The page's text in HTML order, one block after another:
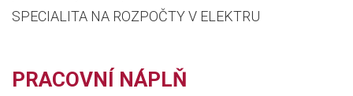
SPECIALITA NA ROZPOČTY V ELEKTRU
PRACOVNÍ NÁPLŇ